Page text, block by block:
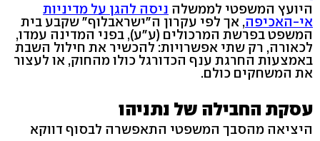
היועץ המשפטי לממשלה ניסה להגן על מדיניות
אי-האכיפה, אך לפי עקרון ה"ישראבלוף" שקבע בית
המשפט בפרשת המרכולים (ע"ע), בפני המדינה עמדו,
לכאורה, רק שתי אפשרויות: להכשיר את חילול השבת
באמצעות החרגת ענף הכדורגל כולו מהחוק, או לעצור
את המשחקים כולם.
עסקת החבילה של נתניהו
היציאה מהסבך המשפטי התאפשרה לבסוף דווקא